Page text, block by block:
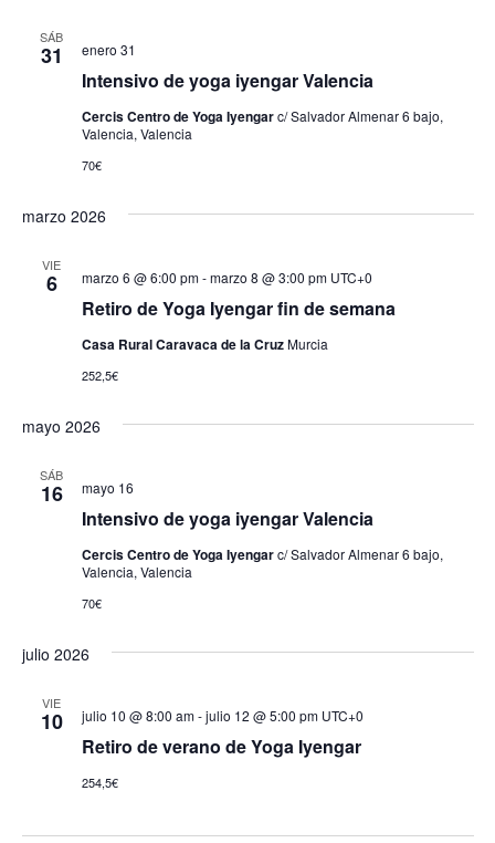
SÁB
31
Intensivo de yoga iyengar Valencia
enero 31
Cercis Centro de Yoga Iyengarc/ Salvador Almenar 6 bajo,
Valencia, Valencia
70€
marzo 2026
VIE
6
Retiro de Yoga Iyengar fin de semana
marzo 6 @ 6:00 pm-marzo 8 @ 3:00 pm UTC+0
Casa Rural Caravaca de la CruzMurcia
252,5€
mayo 2026
SÁB
16
Intensivo de yoga iyengar Valencia
mayo 16
Cercis Centro de Yoga Iyengarc/ Salvador Almenar 6 bajo,
Valencia, Valencia
70€
julio 2026
VIE
10
Retiro de verano de Yoga Iyengar
julio 10 @ 8:00 am-julio 12 @ 5:00 pm UTC+0
254,5€